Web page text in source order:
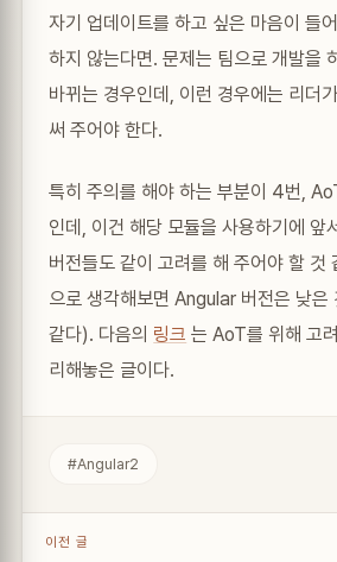
자기 업데이트를 하고 싶은 마음이 들
하지 않는다면. 문제는 팀으로 개발을
바뀌는 경우인데, 이런 경우에는 리더
써 주어야 한다.
특히 주의를 해야 하는 부분이 4번,
인데, 이건 해당 모듈을 사용하기에 앞
버전들도 같이 고려를 해 주어야 할 것
으로 생각해보면 Angular 버전은 낮은
같다). 다음의 링크 는 AoT를 위해 고
리해놓은 글이다.
#Angular2
이전 글